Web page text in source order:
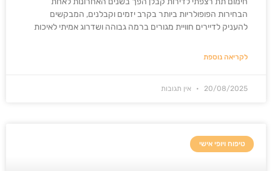
הבחירות הפופולריות ביותר בקרב יזמים וקבלנים, המבקשים
להעניק לדיירים חוויית מגורים ברמה גבוהה ושדרוג אמיתי לאיכות
לקריאה נוספת
20/08/2025 אין תגובות
טיפוח ויופי אישי